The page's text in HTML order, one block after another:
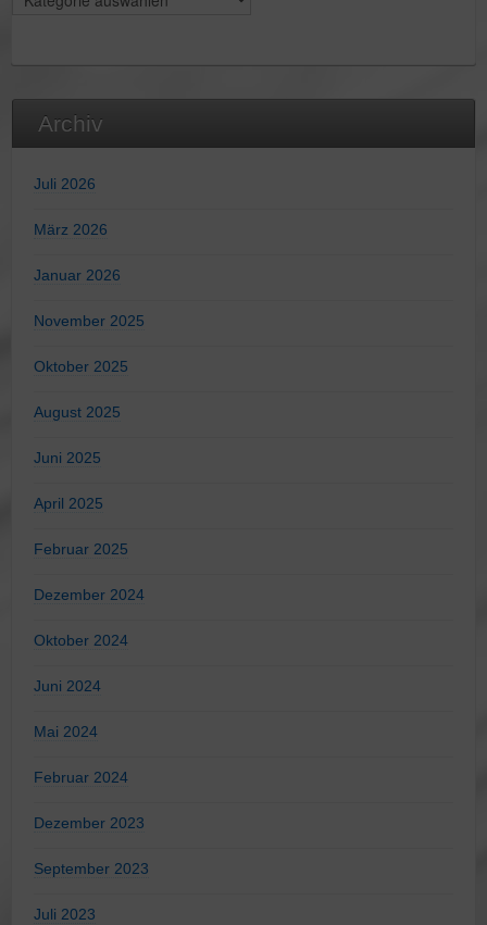
Archiv
Juli 2026
März 2026
Januar 2026
November 2025
Oktober 2025
August 2025
Juni 2025
April 2025
Februar 2025
Dezember 2024
Oktober 2024
Juni 2024
Mai 2024
Februar 2024
Dezember 2023
September 2023
Juli 2023